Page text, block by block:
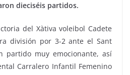
dieciséis partidos.
del Xàtiva voleibol Cadete
división por 3-2 ante el Sant
partido muy emocionante, así
Carralero Infantil Femenino